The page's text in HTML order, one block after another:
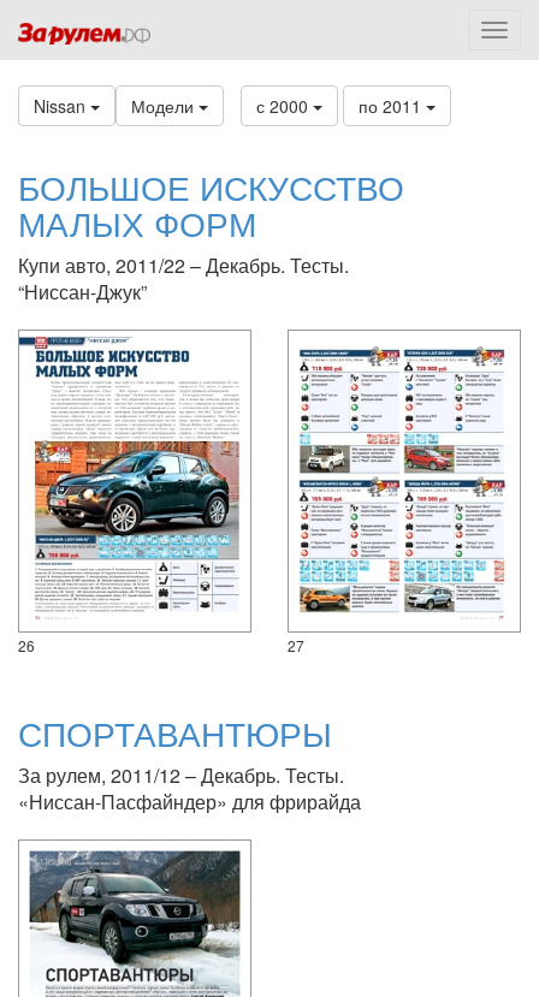
Nissan Модели с 2000 по 2011
БОЛЬШОЕ ИСКУССТВО
МАЛЫХ ФОРМ
Купи авто, 2011/22 – Декабрь. Тесты.
“Ниссан-Джук”
26 27
СПОРТАВАНТЮРЫ
За рулем, 2011/12 – Декабрь. Тесты.
«Ниссан-Пасфайндер» для фрирайда